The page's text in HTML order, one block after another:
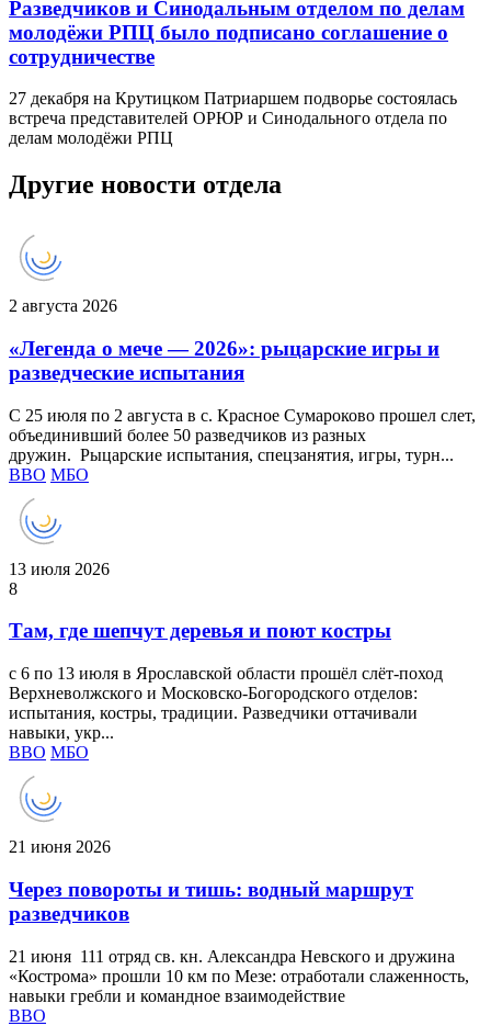
Разведчиков и Синодальным отделом по делам
молодёжи РПЦ было подписано соглашение о
сотрудничестве
27 декабря на Крутицком Патриаршем подворье состоялась
встреча представителей ОРЮР и Синодального отдела по
делам молодёжи РПЦ
Другие новости отдела
2 августа 2026
«Легенда о мече — 2026»: рыцарские игры и
разведческие испытания
С 25 июля по 2 августа в с. Красное Сумароково прошел слет,
объединивший более 50 разведчиков из разных
дружин. Рыцарские испытания, спецзанятия, игры, турн...
ВВО МБО
13 июля 2026
8
Там, где шепчут деревья и поют костры
с 6 по 13 июля в Ярославской области прошёл слёт‑поход
Верхневолжского и Московско-Богородского отделов:
испытания, костры, традиции. Разведчики оттачивали
навыки, укр...
ВВО МБО
21 июня 2026
Через повороты и тишь: водный маршрут
разведчиков
21 июня 111 отряд св. кн. Александра Невского и дружина
«Кострома» прошли 10 км по Мезе: отработали слаженность,
навыки гребли и командное взаимодействие
ВВО